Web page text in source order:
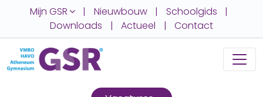
Mijn GSR | Nieuwbouw | Schoolgids
|
Downloads
| Actueel | Contact